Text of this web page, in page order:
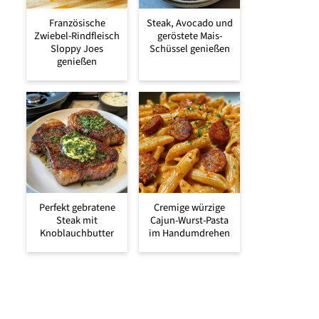
Französische
Zwiebel-Rindfleisch
Sloppy Joes
genießen
Steak, Avocado und
geröstete Mais-
Schüssel genießen
Perfekt gebratene
Steak mit
Knoblauchbutter
Cremige würzige
Cajun-Wurst-Pasta
im Handumdrehen